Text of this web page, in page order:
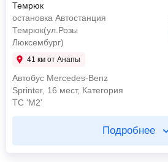
05:00
Автобусная остановка
Найти билет
Темрюк
остановка Автостанция
Темрюк(ул.Розы
Люксембург)
41 км от Анапы
Автобус Mercedes-Benz
Sprinter, 16 мест, Категория
ТС 'М2'
Подробнее